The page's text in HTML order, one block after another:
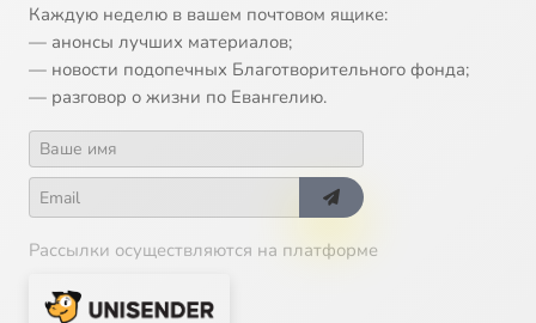
Каждую неделю в вашем почтовом ящике:
— анонсы лучших материалов;
— новости подопечных Благотворительного фонда;
— разговор о жизни по Евангелию.
Рассылки осуществляются на платформе